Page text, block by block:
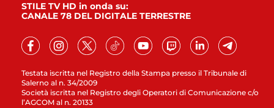
Testata iscritta nel Registro della Stampa presso il Tribunale di
Salerno al n. 34/2009
Società iscritta nel Registro degli Operatori di Comunicazione c/o
l’AGCOM al n. 20133
STILE TV HD in onda su:
CANALE 78 DEL DIGITALE TERRESTRE